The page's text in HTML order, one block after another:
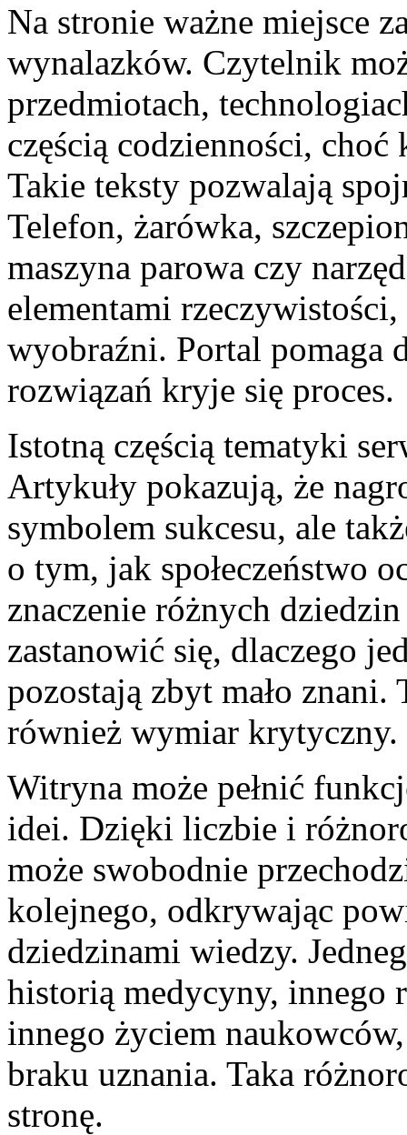
Na stronie ważne miejsce
wynalazków. Czytelnik
przedmiotach,
częścią codzienności, choć
Takie teksty pozwalają
Telefon, żarówka,
maszyna parowa czy
elementami
wyobraźni. Portal pomaga
rozwiązań kryje się proces.
Istotną częścią tematyki
Artykuły pokazują, że
symbolem sukcesu, ale
o tym, jak społeczeństwo
znaczenie różnych
zastanowić się, dlaczego
pozostają zbyt mało znani.
również wymiar krytyczny.
Witryna może pełnić
idei. Dzięki liczbie i
może swobodnie
kolejnego, odkrywając
dziedzinami wiedzy.
historią medycyny, innego
innego życiem
braku uznania. Taka
stronę.